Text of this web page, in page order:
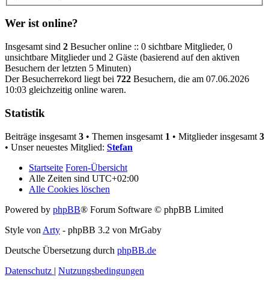
Wer ist online?
Insgesamt sind 2 Besucher online :: 0 sichtbare Mitglieder, 0
unsichtbare Mitglieder und 2 Gäste (basierend auf den aktiven
Besuchern der letzten 5 Minuten)
Der Besucherrekord liegt bei 722 Besuchern, die am 07.06.2026
10:03 gleichzeitig online waren.
Statistik
Beiträge insgesamt 3 • Themen insgesamt 1 • Mitglieder insgesamt 3
• Unser neuestes Mitglied: Stefan
Startseite Foren-Übersicht
Alle Zeiten sind UTC+02:00
Alle Cookies löschen
Powered by phpBB® Forum Software © phpBB Limited
Style von Arty - phpBB 3.2 von MrGaby
Deutsche Übersetzung durch phpBB.de
Datenschutz | Nutzungsbedingungen